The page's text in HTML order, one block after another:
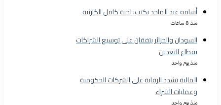
أسامه عبد الماجد يكتب: لجنة كامل الكارثية
منذ 8 ساعات
السودان والجزائر يتفقان على توسيع الشراكات
بقطاع التعدين
منذ يوم واحد
المالية تشدد الرقابة على الشركات الحكومية
وعمليات الشراء
منذ يوم واحد